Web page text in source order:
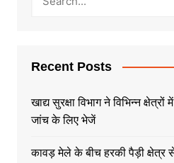
Recent Posts
खाद्य सुरक्षा विभाग ने विभिन्न
जांच के लिए भेजें
कावड़ मेले के बीच हरकी पैड़ी क्षेत्र